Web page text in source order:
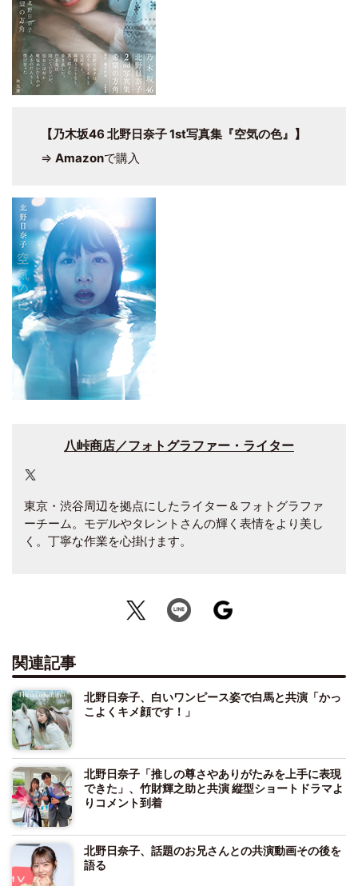
【乃木坂46 北野日奈子 1st写真集『空気の色』】
⇒ Amazonで購入
八峠商店／フォトグラファー・ライター
東京・渋谷周辺を拠点にしたライター＆フォトグラファ
ーチーム。モデルやタレントさんの輝く表情をより美し
く。丁寧な作業を心掛けます。
関連記事
北野日奈子、白いワンピース姿で白馬と共演「かっ
こよくキメ顔です！」
北野日奈子「推しの尊さやありがたみを上手に表現
できた」、竹財輝之助と共演 縦型ショートドラマよ
りコメント到着
北野日奈子、話題のお兄さんとの共演動画その後を
語る